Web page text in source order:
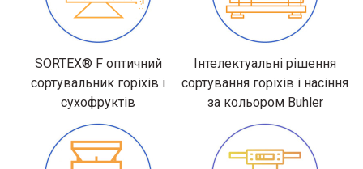
SORTEX® F оптичний
сортувальник горіхів і
сухофруктів
Інтелектуальні рішення
сортування горіхів і насіння
за кольором Buhler